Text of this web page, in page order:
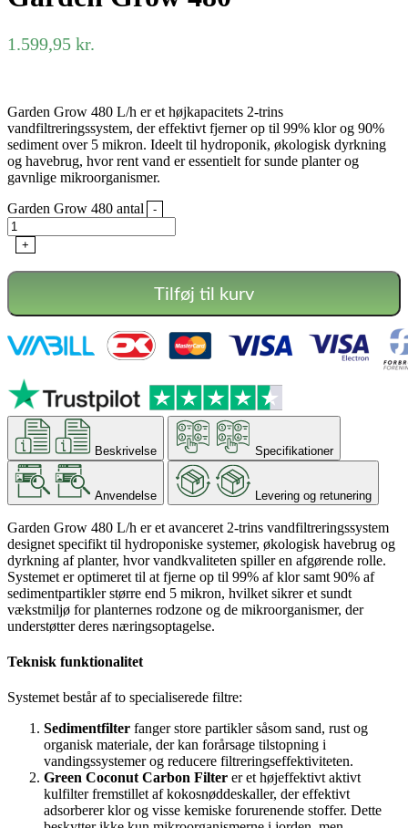
1.599,95 kr.
Garden Grow 480 L/h er et højkapacitets 2-trins
vandfiltreringssystem, der effektivt fjerner op til 99% klor og 90%
sediment over 5 mikron. Ideelt til hydroponik, økologisk dyrkning
og havebrug, hvor rent vand er essentielt for sunde planter og
gavnlige mikroorganismer.
Garden Grow 480 antal
-
+
Tilføj til kurv
Beskrivelse Specifikationer
Anvendelse Levering og retunering
Garden Grow 480 L/h er et avanceret 2-trins vandfiltreringssystem
designet specifikt til hydroponiske systemer, økologisk havebrug og
dyrkning af planter, hvor vandkvaliteten spiller en afgørende rolle.
Systemet er optimeret til at fjerne op til 99% af klor samt 90% af
sedimentpartikler større end 5 mikron, hvilket sikrer et sundt
vækstmiljø for planternes rodzone og de mikroorganismer, der
understøtter deres næringsoptagelse.
Teknisk funktionalitet
Systemet består af to specialiserede filtre:
Sedimentfilter fanger store partikler såsom sand, rust og
organisk materiale, der kan forårsage tilstopning i
vandingssystemer og reducere filtreringseffektiviteten.
Green Coconut Carbon Filter er et højeffektivt aktivt
kulfilter fremstillet af kokosnøddeskaller, der effektivt
adsorberer klor og visse kemiske forurenende stoffer. Dette